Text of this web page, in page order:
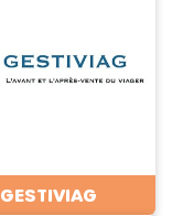
GESTIVIAG